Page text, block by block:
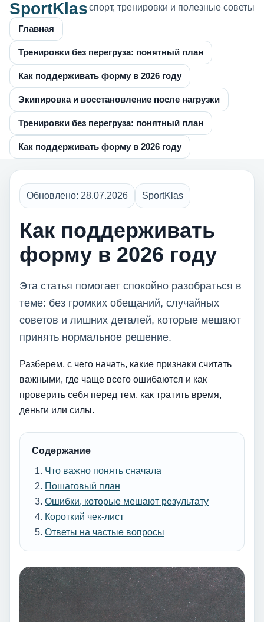
SportKlasспорт, тренировки и полезные советы
Главная
Тренировки без перегруза: понятный план
Как поддерживать форму в 2026 году
Экипировка и восстановление после нагрузки
Тренировки без перегруза: понятный план
Как поддерживать форму в 2026 году
Обновлено: 28.07.2026 SportKlas
Как поддерживать
форму в 2026 году
Эта статья помогает спокойно разобраться в
теме: без громких обещаний, случайных
советов и лишних деталей, которые мешают
принять нормальное решение.
Разберем, с чего начать, какие признаки считать
важными, где чаще всего ошибаются и как
проверить себя перед тем, как тратить время,
деньги или силы.
Содержание
Что важно понять сначала
Пошаговый план
Ошибки, которые мешают результату
Короткий чек-лист
Ответы на частые вопросы